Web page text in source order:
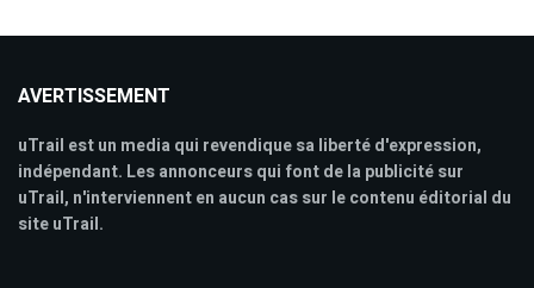
AVERTISSEMENT
uTrail est un media qui revendique sa liberté d'expression,
indépendant. Les annonceurs qui font de la publicité sur
uTrail, n'interviennent en aucun cas sur le contenu éditorial du
site uTrail.